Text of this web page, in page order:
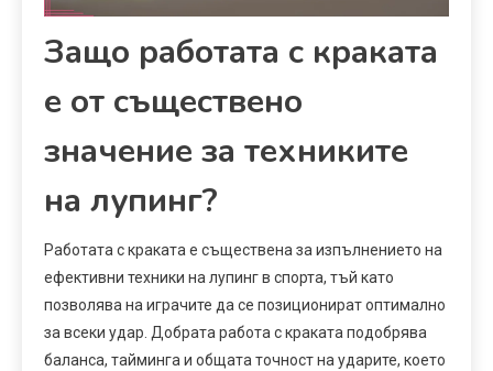
Защо работата с краката
е от съществено
значение за техниките
на лупинг?
Работата с краката е съществена за изпълнението на
ефективни техники на лупинг в спорта, тъй като
позволява на играчите да се позиционират оптимално
за всеки удар. Добрата работа с краката подобрява
баланса, тайминга и общата точност на ударите, което